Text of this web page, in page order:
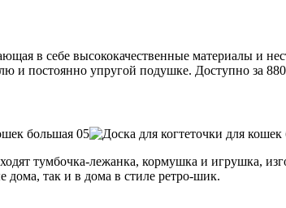
в себе высококачественные материалы и
и постоянно упругой подушке. Доступно за
тумбочка-лежанка, кормушка и игрушка,
так и в дома в стиле ретро-шик.